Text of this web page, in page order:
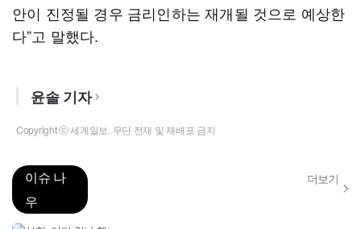
안이 진정될 경우 금리인하는 재개될 것으로 예상한
다”고 말했다.
윤솔 기자
Copyright ⓒ 세계일보. 무단 전재 및 재배포 금지
이슈 나
우
더보기